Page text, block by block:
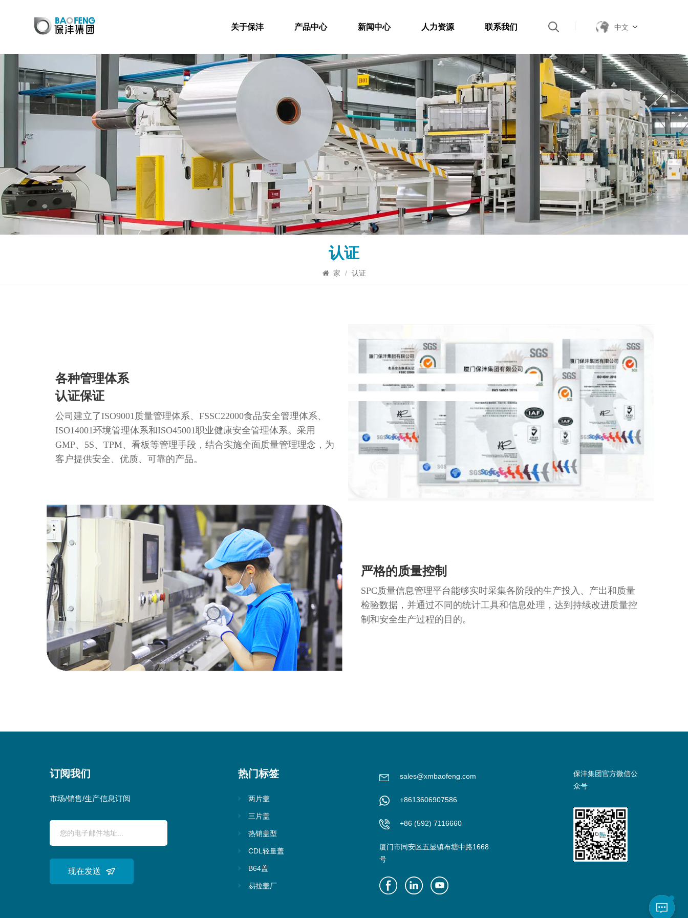
关于保沣 产品中心 新闻中心 人力资源 联系我们 中文
认证
家 / 认证
各种管理体系
认证保证
公司建立了ISO9001质量管理体系、FSSC22000食品安全管理体系、
ISO14001环境管理体系和ISO45001职业健康安全管理体系。采用
GMP、5S、TPM、看板等管理手段，结合实施全面质量管理理念，为
客户提供安全、优质、可靠的产品。
严格的质量控制
SPC质量信息管理平台能够实时采集各阶段的生产投入、产出和质量
检验数据，并通过不同的统计工具和信息处理，达到持续改进质量控
制和安全生产过程的目的。
订阅我们
市场/销售/生产信息订阅
现在发送
热门标签
两片盖
三片盖
热销盖型
CDL轻量盖
B64盖
易拉盖厂
sales@xmbaofeng.com
+8613606907586
+86 (592) 7116660
厦门市同安区五显镇布塘中路1668
号
保沣集团官方微信公
众号